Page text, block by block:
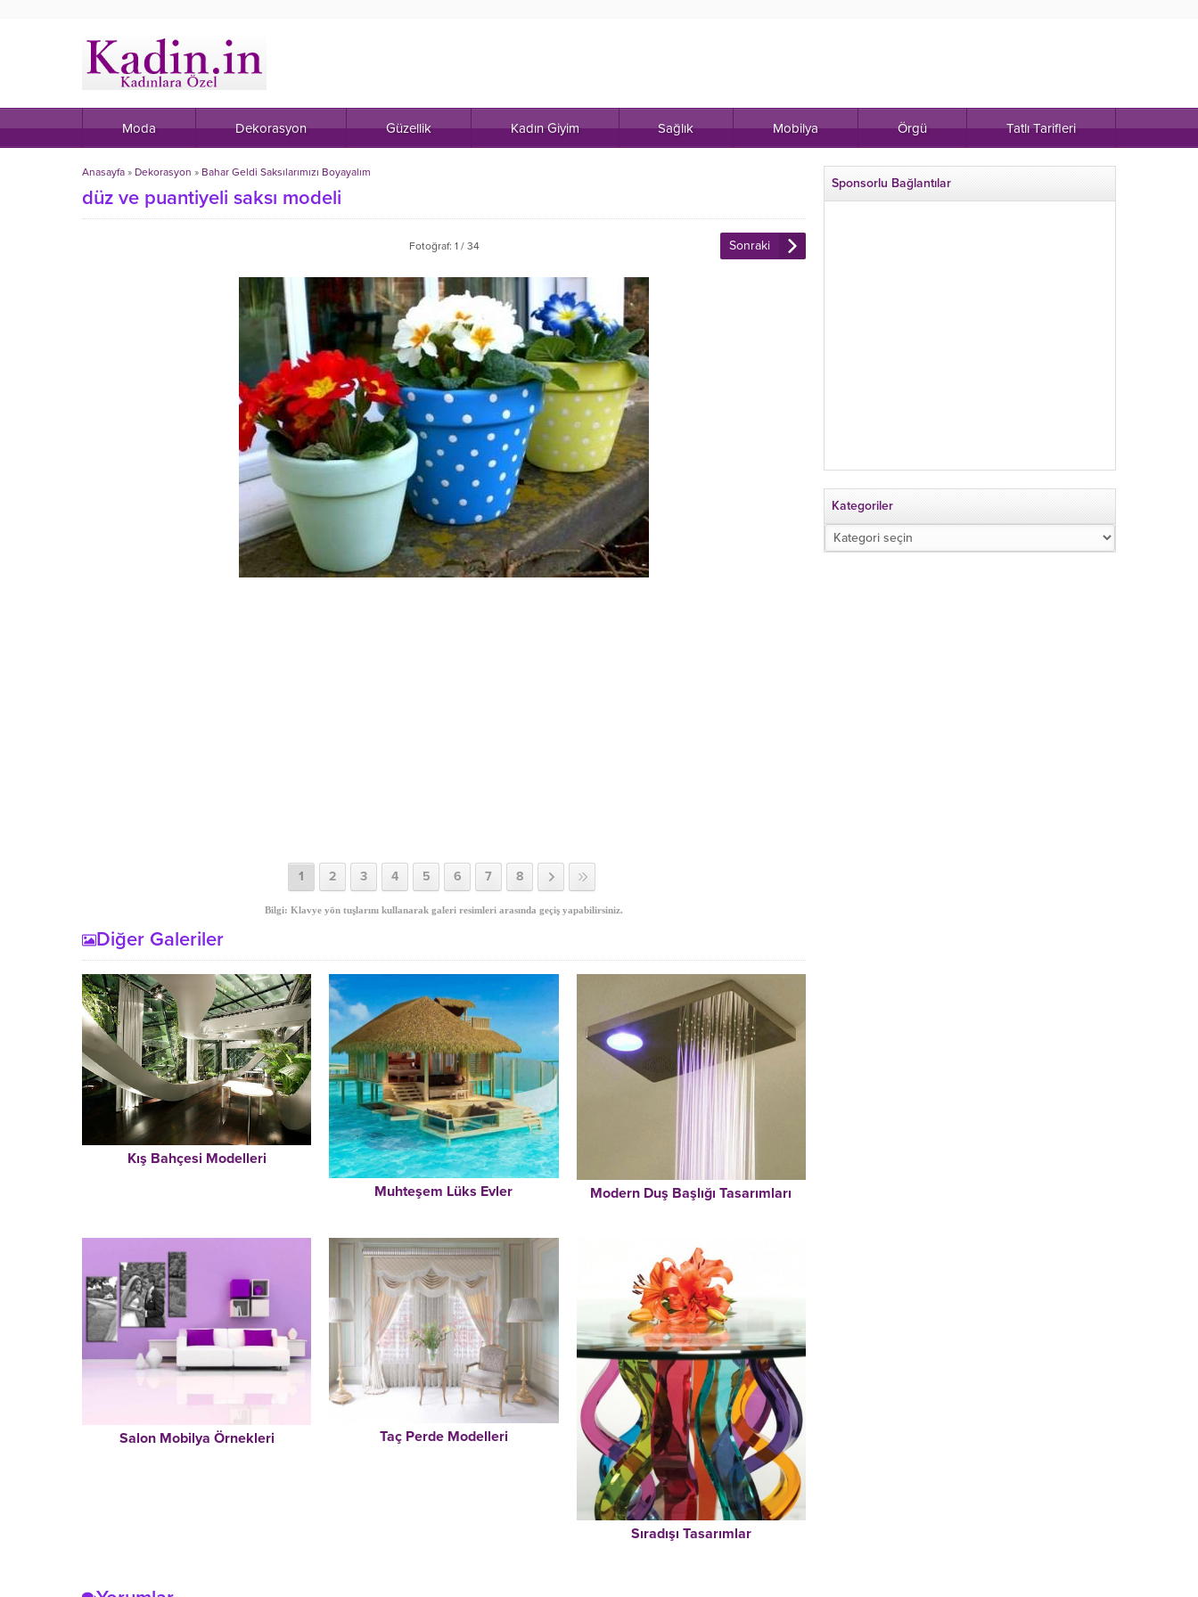
Moda Dekorasyon Güzellik Kadın Giyim Sağlık Mobilya Örgü Tatlı Tarifleri
Anasayfa » Dekorasyon » Bahar Geldi Saksılarımızı Boyayalım
düz ve puantiyeli saksı modeli
Fotoğraf: 1 / 34 Sonraki
1 2 3 4 5 6 7 8
Bilgi: Klavye yön tuşlarını kullanarak galeri resimleri arasında geçiş yapabilirsiniz.
Diğer Galeriler
Kış Bahçesi Modelleri
Muhteşem Lüks Evler
Modern Duş Başlığı Tasarımları
Salon Mobilya Örnekleri Taç Perde Modelleri
Sıradışı Tasarımlar
Sponsorlu Bağlantılar
Kategoriler
Kategoriler